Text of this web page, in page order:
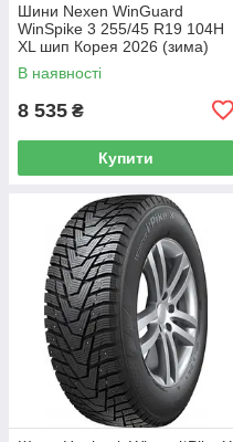
Шини Nexen WinGuard
WinSpike 3 255/45 R19 104H
XL шип Корея 2026 (зима)
В наявності
8 535 ₴
Купити